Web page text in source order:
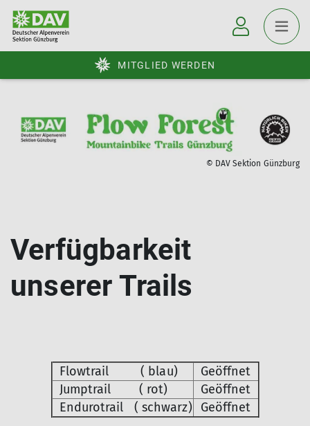
MITGLIED WERDEN
© DAV Sektion Günzburg
Verfügbarkeit
unserer Trails
Flowtrail ( blau)
Geöffnet
Jumptrail ( rot)
Geöffnet
Endurotrail ( schwarz)
Geöffnet